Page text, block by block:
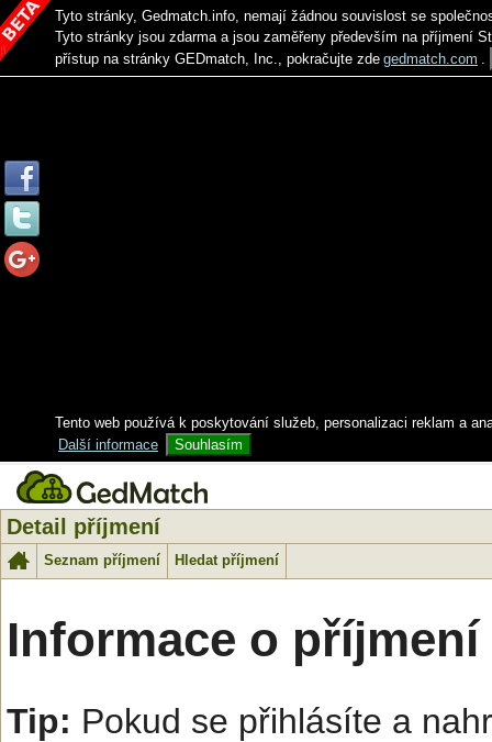
Tyto stránky, Gedmatch.info, nemají žádnou souvislost se
Tyto stránky jsou zdarma a jsou zaměřeny především na příjmení
přístup na stránky GEDmatch, Inc., pokračujte zde gedmatch.com .
Tento web používá k poskytování služeb, personalizaci reklam a
Další informace
Souhlasím
Detail příjmení
Seznam příjmení Hledat příjmení
Informace o příjmení
Tip: Pokud se přihlásíte a